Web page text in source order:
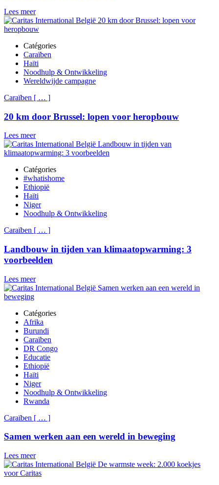
Lees meer
Catégories
Caraïben
Haïti
Noodhulp & Ontwikkeling
Wereldwijde campagne
Caraïben [ … ]
20 km door Brussel: lopen voor heropbouw
Lees meer
Catégories
#whatishome
Ethiopië
Haïti
Niger
Noodhulp & Ontwikkeling
Caraïben [ … ]
Landbouw in tijden van klimaatopwarming: 3
voorbeelden
Lees meer
Catégories
Afrika
Burundi
Caraïben
DR Congo
Educatie
Ethiopië
Haïti
Niger
Noodhulp & Ontwikkeling
Rwanda
Caraïben [ … ]
Samen werken aan een wereld in beweging
Lees meer